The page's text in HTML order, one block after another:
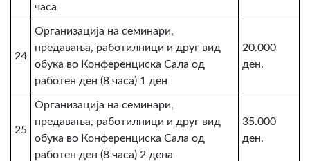
часа
24
Организација на семинари,
предавања, работилници и друг вид
обука во Конференциска Сала од
работен ден (8 часа) 1 ден
20.000
ден.
25
Организација на семинари,
предавања, работилници и друг вид
обука во Конференциска Сала од
работен ден (8 часа) 2 дена
35.000
ден.